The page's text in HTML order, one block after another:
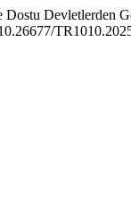
Devletlerden